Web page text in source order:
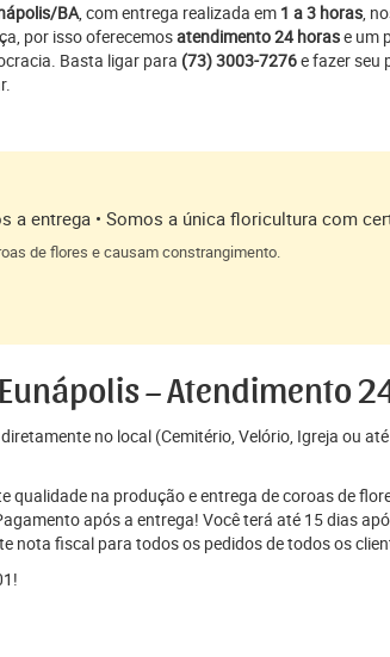
BA, com entrega realizada em 1 a 3 horas,
por isso oferecemosatendimento 24 horase um
Basta ligar para (73) 3003-7276e fazer seu
a entrega • Somos a única floricultura com
de flores e causam constrangimento.
– Atendimento
no local (Cemitério, Velório, Igreja ou
na produção e entrega de coroas de
após a entrega! Você terá até 15 dias
nota fiscal para todos os pedidos de todos os